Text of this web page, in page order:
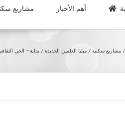
أهم الأخبار مشاريع
مشاريع سكنية ميليا العلمين الجديدة بداية – الحي